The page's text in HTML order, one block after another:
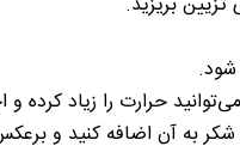
شود.
حرارت را زیاد کرده
به آن اضافه کنید و